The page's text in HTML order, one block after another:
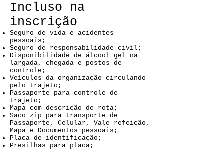
Incluso na
inscrição
Seguro de vida e acidentes
pessoais;
Seguro de responsabilidade civil;
Disponibilidade de álcool gel na
largada, chegada e postos de
controle;
Veículos da organização circulando
pelo trajeto;
Passaporte para controle de
trajeto;
Mapa com descrição de rota;
Saco zip para transporte de
Passaporte, Celular, Vale refeição,
Mapa e Documentos pessoais;
Placa de identificação;
Presilhas para placa;